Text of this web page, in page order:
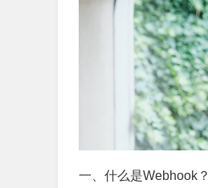
一、什么是Webhook？